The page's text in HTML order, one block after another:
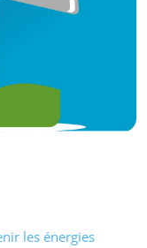
les énergies